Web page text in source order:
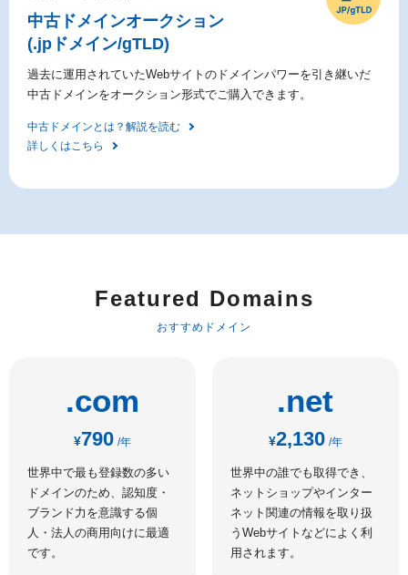
中古ドメインオークション
(.jpドメイン/gTLD)
過去に運用されていたWebサイトのドメインパワーを引き継いだ
中古ドメインをオークション形式でご購入できます。
中古ドメインとは？解説を読む
詳しくはこちら
Featured Domains
おすすめドメイン
.com
¥790 /年
世界中で最も登録数の多い
ドメインのため、認知度・
ブランド力を意識する個
人・法人の商用向けに最適
です。
.net
¥2,130 /年
世界中の誰でも取得でき、
ネットショップやインター
ネット関連の情報を取り扱
うWebサイトなどによく利
用されます。